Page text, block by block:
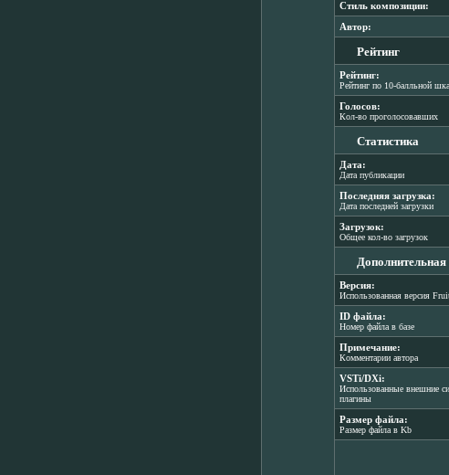
Стиль композиции:
Автор:
Рейтинг
Рейтинг:
Рейтинг по 10-балльной
Голосов:
Кол-во проголосовавших
Статистика
Дата:
Дата публикации
Последняя загрузка:
Дата последней загрузки
Загрузок:
Общее кол-во загрузок
Версия:
Использованная версия
ID файла:
Номер файла в базе
Примечание:
Комментарии автора
VSTi/DXi:
Использованные внешние
плагины
Размер файла:
Размер файла в Kb